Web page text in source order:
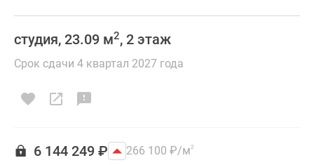
студия, 23.09 м2, 2 этаж
Срок сдачи 4 квартал 2027 года
6 144 249 ₽ 266 100 ₽/м2